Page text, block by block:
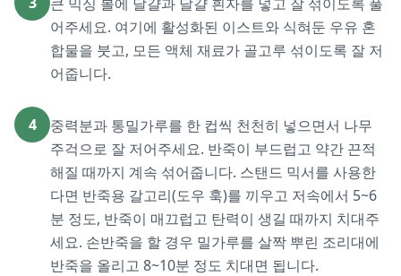
어주세요. 여기에 활성화된 이스트와 식혀둔 우유 혼
합물을 붓고, 모든 액체 재료가 골고루 섞이도록 잘 저
어줍니다.
4
중력분과 통밀가루를 한 컵씩 천천히 넣으면서 나무
주걱으로 잘 저어주세요. 반죽이 부드럽고 약간 끈적
해질 때까지 계속 섞어줍니다. 스탠드 믹서를 사용한
다면 반죽용 갈고리(도우 훅)를 끼우고 저속에서 5~6
분 정도, 반죽이 매끄럽고 탄력이 생길 때까지 치대주
세요. 손반죽을 할 경우 밀가루를 살짝 뿌린 조리대에
반죽을 올리고 8~10분 정도 치대면 됩니다.